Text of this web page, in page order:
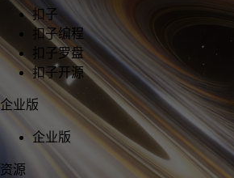
扣子
扣子编程
扣子罗盘
扣子开源
企业版
企业版
资源